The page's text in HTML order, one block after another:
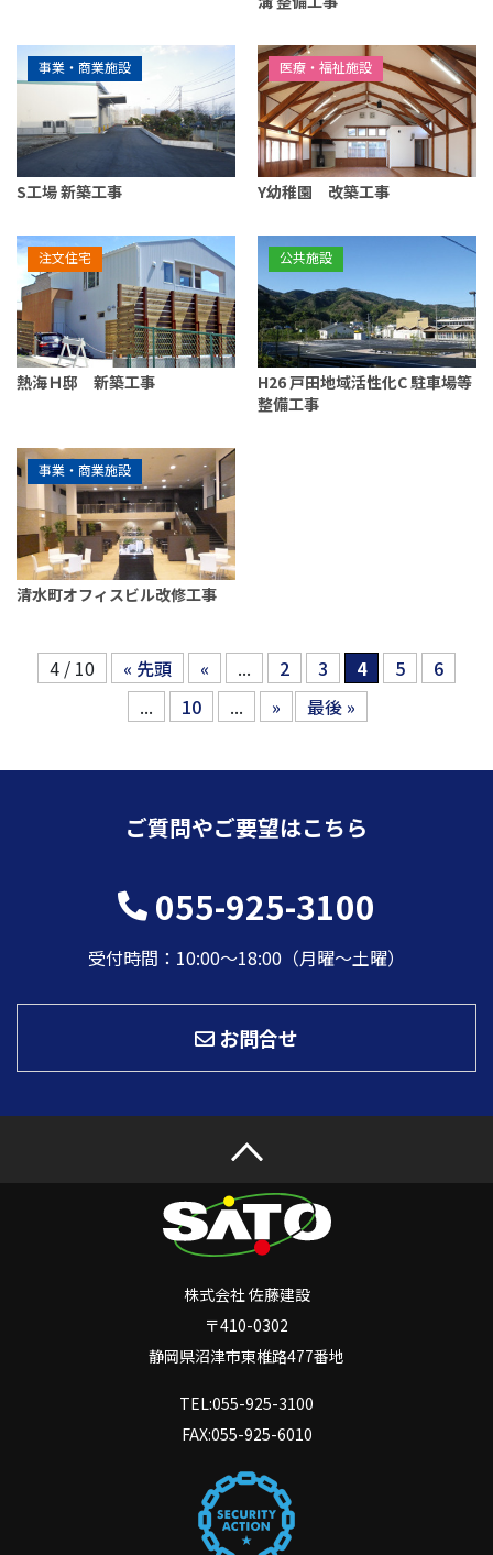
事業・商業施設
S工場 新築工事
医療・福祉施設
Y幼稚園 改築工事
注文住宅
熱海Ｈ邸 新築工事
公共施設
H26 戸田地域活性化C 駐車場等
整備工事
事業・商業施設
清水町オフィスビル改修工事
4 / 10 « 先頭 « ... 2 3 4 5
6
...
10 ... » 最後 »
ご質問やご要望はこちら
055-925-3100
受付時間：10:00〜18:00（月曜～土曜）
お問合せ
株式会社 佐藤建設
〒410-0302
静岡県沼津市東椎路477番地
TEL:055-925-3100
FAX:055-925-6010